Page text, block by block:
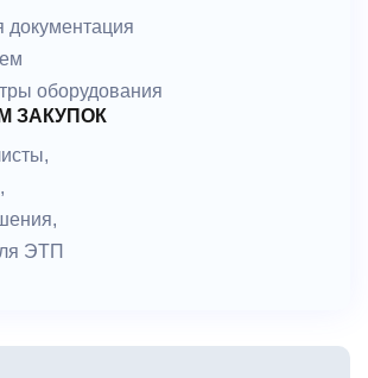
документация
оборудования
ЗАКУПОК
ЭТП